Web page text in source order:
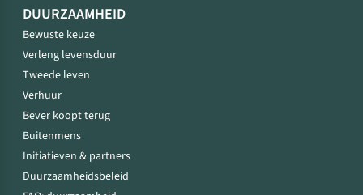
DUURZAAMHEID
Bewuste keuze
Verleng levensduur
Tweede leven
Verhuur
Bever koopt terug
Buitenmens
Initiatieven & partners
Duurzaamheidsbeleid